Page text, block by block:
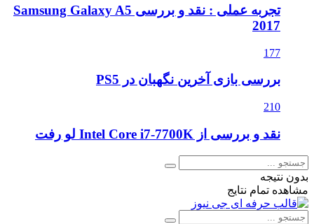
تجربه عملی : نقد و بررسی Samsung Galaxy A5
2017
177
بررسی بازی آخرین نگهبان در PS5
210
نقد و بررسی از Intel Core i7-7700K لو رفت
بدون نتیجه
مشاهده تمام نتایج